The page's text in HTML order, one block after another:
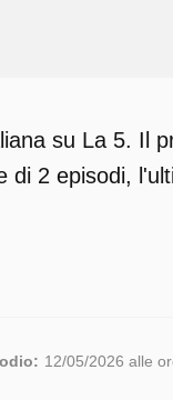
su La 5. Il
2 episodi,
12/05/2026 alle